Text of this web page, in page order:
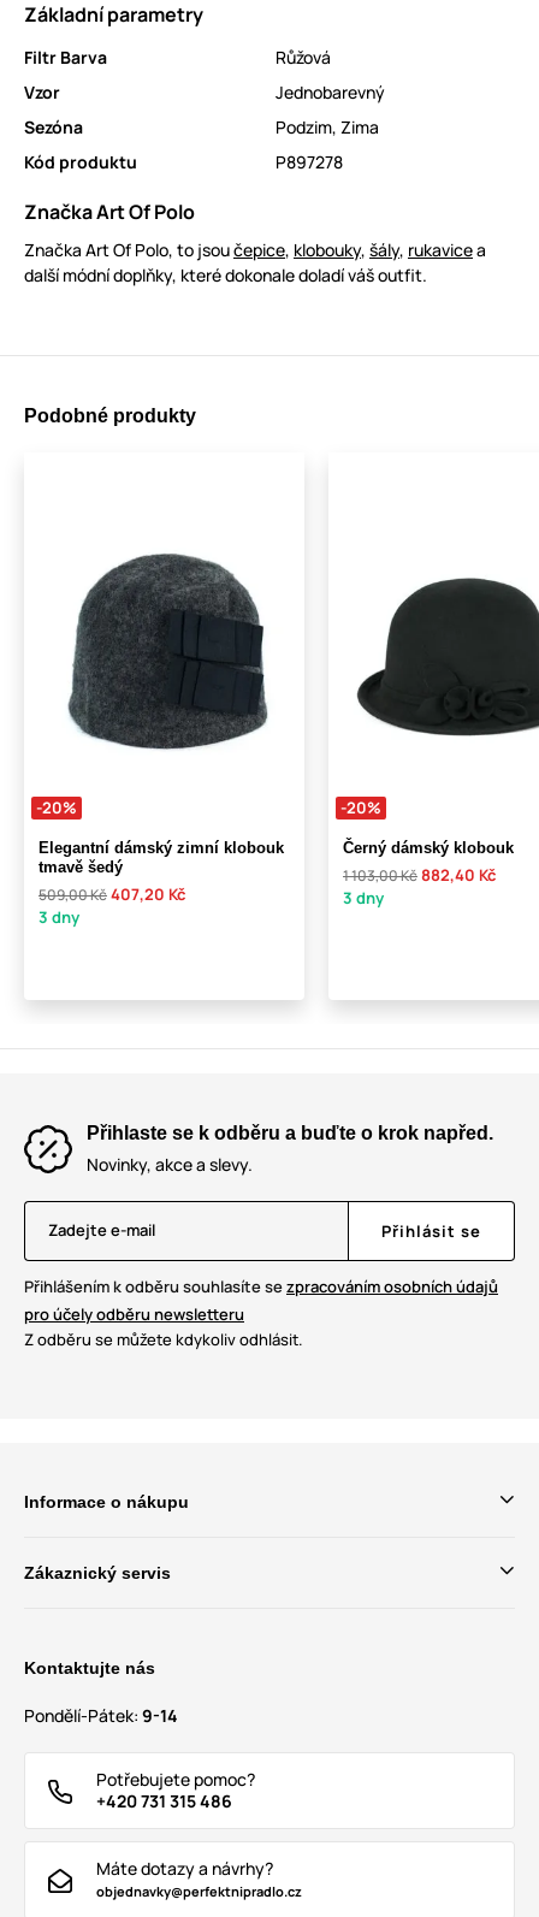
Základní parametry
Filtr Barva
Růžová
Vzor
Jednobarevný
Sezóna
Podzim, Zima
Kód produktu
P897278
Značka Art Of Polo
Značka Art Of Polo, to jsoučepice, klobouky, šály, rukavicea
další módní doplňky, které dokonale doladí váš outfit.
Podobné produkty
-20%
Elegantní dámský zimní klobouk
tmavě šedý
509,00 Kč407,20 Kč
3 dny
-20%
Černý dámský klobouk
1 103,00 Kč882,40 Kč
3 dny
Přihlaste se k odběru a buďte o krok napřed.
Novinky, akce a slevy.
Zadejte e-mail Přihlásit se
Přihlášením k odběru souhlasíte sezpracováním osobních údajů
pro účely odběru newsletteru
Z odběru se můžete kdykoliv odhlásit.
Informace o nákupu
Zákaznický servis
Kontaktujte nás
Pondělí-Pátek: 9-14
Potřebujete pomoc?
+420 731 315 486
Máte dotazy a návrhy?
objednavky@perfektnipradlo.cz